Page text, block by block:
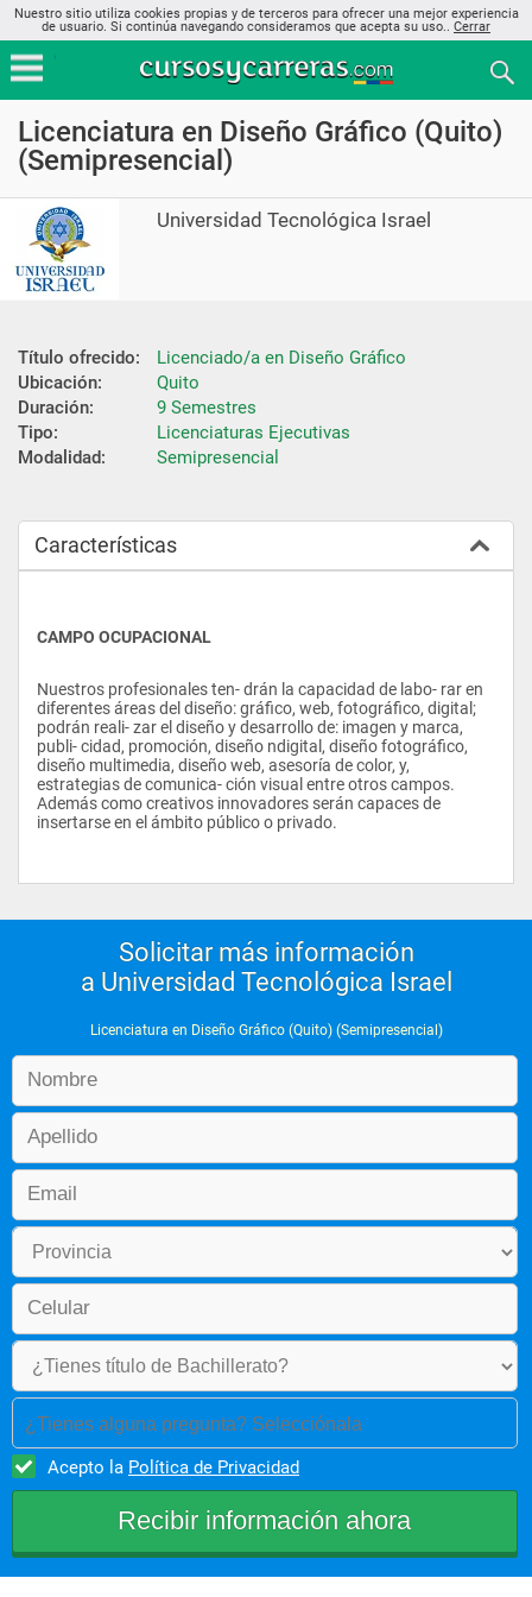
Nuestro sitio utiliza cookies propias y de terceros para ofrecer una mejor experiencia
de usuario. Si continúa navegando consideramos que acepta su uso.. Cerrar
Licenciatura en Diseño Gráfico (Quito)
(Semipresencial)
Universidad Tecnológica Israel
Título ofrecido:
Licenciado/a en Diseño Gráfico
Ubicación:
Quito
Duración:
9 Semestres
Tipo:
Licenciaturas Ejecutivas
Modalidad:
Semipresencial
Características
CAMPO OCUPACIONAL
Nuestros profesionales ten- drán la capacidad de labo- rar en
diferentes áreas del diseño: gráfico, web, fotográfico, digital;
podrán reali- zar el diseño y desarrollo de: imagen y marca,
publi- cidad, promoción, diseño ndigital, diseño fotográfico,
diseño multimedia, diseño web, asesoría de color, y,
estrategias de comunica- ción visual entre otros campos.
Además como creativos innovadores serán capaces de
insertarse en el ámbito público o privado.
Solicitar más información
a Universidad Tecnológica Israel
Licenciatura en Diseño Gráfico (Quito) (Semipresencial)
¿Tienes alguna pregunta? Selecciónala
Acepto la Política de Privacidad